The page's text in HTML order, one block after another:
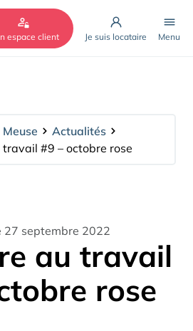
espace client Je suis locataire Menu
Actualités
#9 – octobre rose
27 septembre 2022
au travail
rose